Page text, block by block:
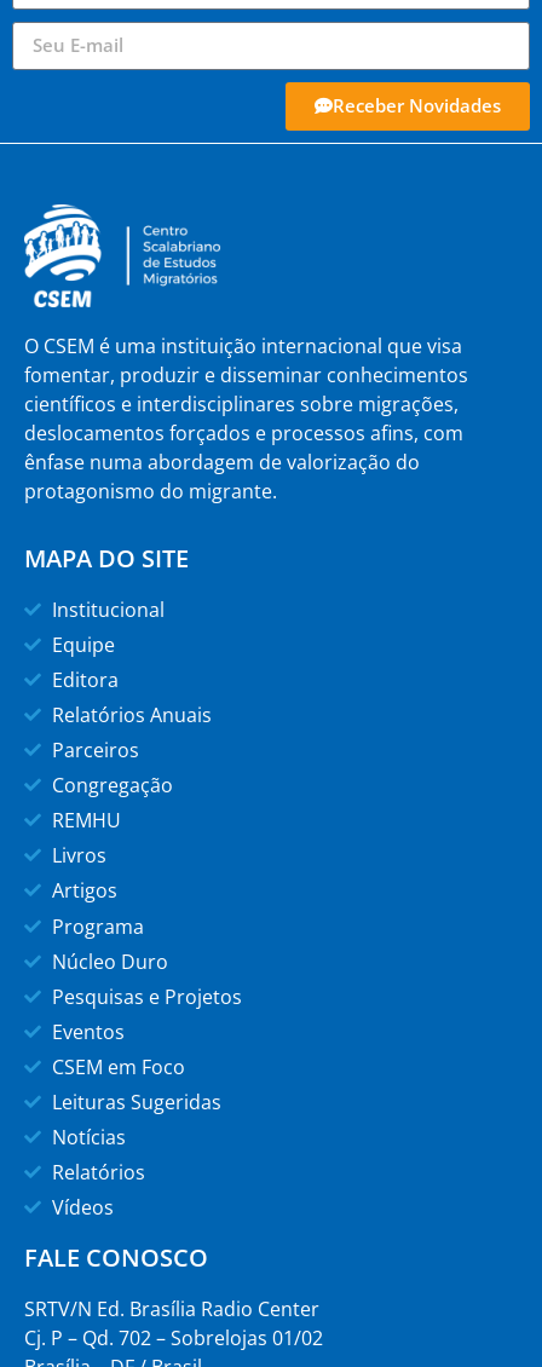
Receber Novidades
O CSEM é uma instituição internacional que visa
fomentar, produzir e disseminar conhecimentos
científicos e interdisciplinares sobre migrações,
deslocamentos forçados e processos afins, com
ênfase numa abordagem de valorização do
protagonismo do migrante.
MAPA DO SITE
Institucional
Equipe
Editora
Relatórios Anuais
Parceiros
Congregação
REMHU
Livros
Artigos
Programa
Núcleo Duro
Pesquisas e Projetos
Eventos
CSEM em Foco
Leituras Sugeridas
Notícias
Relatórios
Vídeos
FALE CONOSCO
SRTV/N Ed. Brasília Radio Center
Cj. P – Qd. 702 – Sobrelojas 01/02